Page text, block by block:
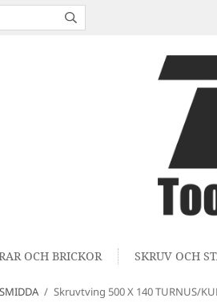
OCH BRICKOR SKRUV OCH
/ Skruvtving 500 X 140 TURNUS/